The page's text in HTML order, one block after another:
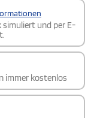
simuliert und per E-
immer kostenlos